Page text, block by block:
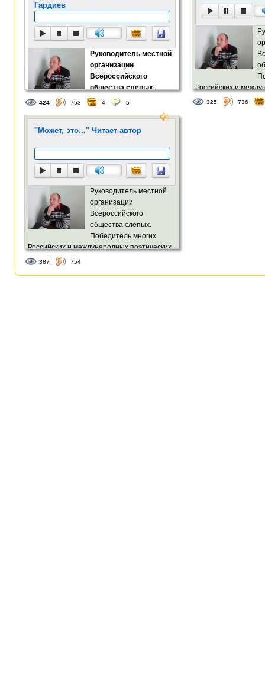
Гардиев
Руководитель местной
организации
Всероссийского
общества слепых.
Победитель многих
поэтических фестивалей и конкурсов.
424 753 4 5
Российских и
фестивалей и
325 736
"Может, это..." Читает автор
Руководитель местной
организации
Всероссийского
общества слепых.
Победитель многих
Российских и международных поэтических
фестивалей и конкурсов.
387 754